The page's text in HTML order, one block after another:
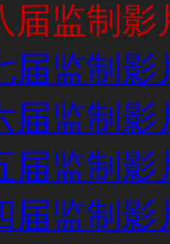
届监制影
届监制影
届监制影
届监制影
届监制影